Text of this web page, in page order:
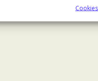
Cookies